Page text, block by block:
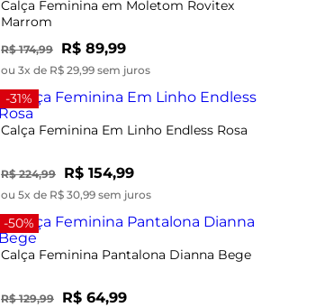
Calça Feminina em Moletom Rovitex
Marrom
R$ 174,99 R$ 89,99
ou 3x de R$ 29,99 sem juros
-31%
Calça Feminina Em Linho Endless Rosa
R$ 224,99 R$ 154,99
ou 5x de R$ 30,99 sem juros
-50%
Calça Feminina Pantalona Dianna Bege
R$ 129,99 R$ 64,99